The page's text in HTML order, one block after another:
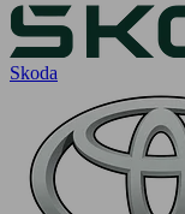
Skoda